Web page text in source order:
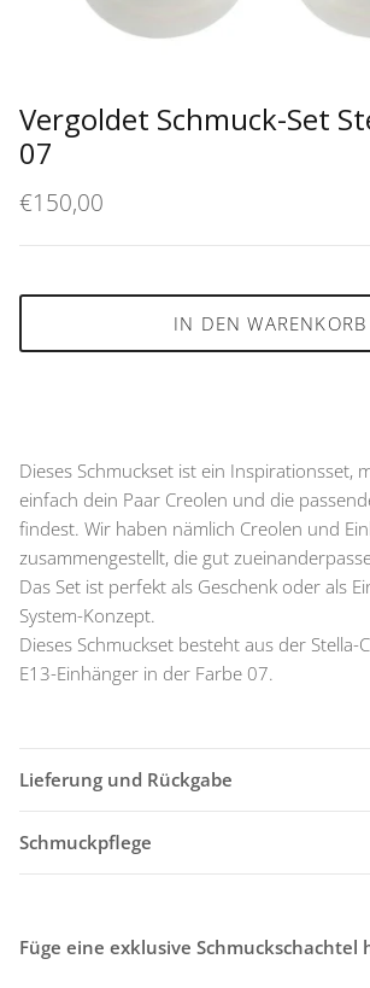
Vergoldet Schmuck-Set
07
€150,00
IN DEN WARENKORB
Dieses Schmuckset ist ein Inspirationsset,
einfach dein Paar Creolen und die
findest. Wir haben nämlich Creolen und
zusammengestellt, die gut
Das Set ist perfekt als Geschenk oder als
System-Konzept.
Dieses Schmuckset besteht aus der Stella-
E13-Einhänger in der Farbe 07.
Lieferung und Rückgabe
Schmuckpflege
Füge eine exklusive Schmuckschachtel